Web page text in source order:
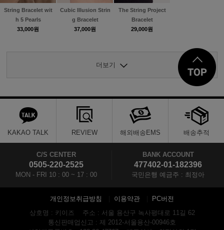
String Bracelet wit
h 5 Pearls
33,000원
Cubic Illusion Strin
g Bracelet
37,000원
The String Project
Bracelet
29,000원
더보기
KAKAO TALK REVIEW 해외배송EMS 배송추적
C/S CENTER
0505-220-2525
MON - FRI 10 : 00 ~ 17 : 00
BANK ACCOUNT
477402-01-182396
국민은행 예금주 : 최정아
개인정보취급방침 이용약관
PC버전
상호명 : 키이즈
주소 : 서울 용산구 녹사평대로 11길 62
통신판매업신고 : 제 2012-서울용산-00946호